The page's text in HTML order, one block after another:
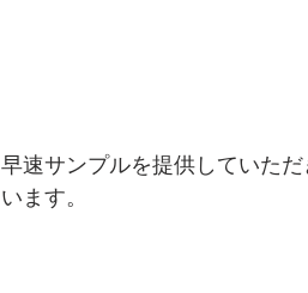
早速サンプルを提供していた
います。